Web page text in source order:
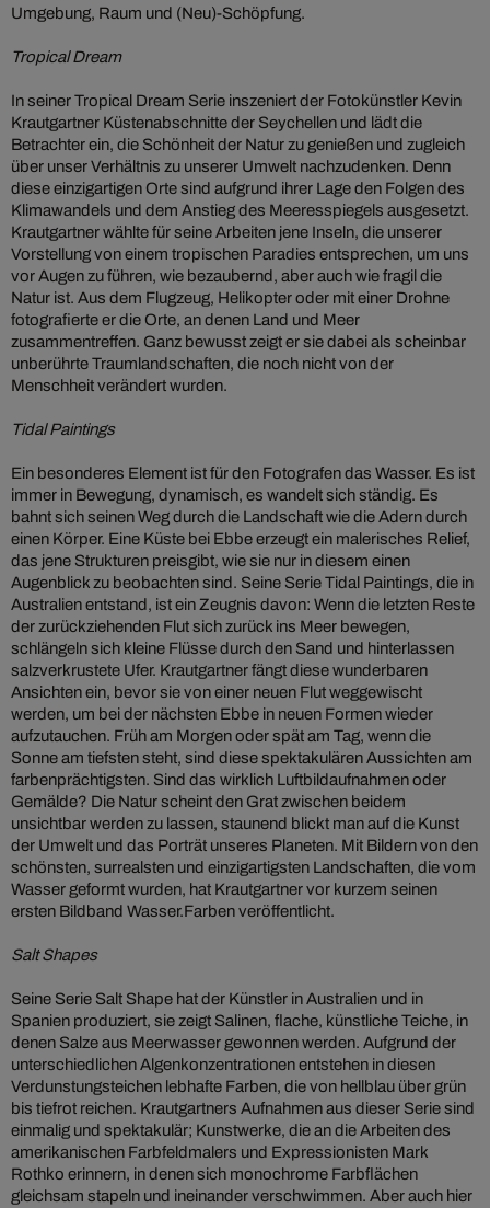
Umgebung, Raum und (Neu)-Schöpfung.
Tropical Dream
In seiner Tropical Dream Serie inszeniert der Fotokünstler Kevin
Krautgartner Küstenabschnitte der Seychellen und lädt die
Betrachter ein, die Schönheit der Natur zu genießen und zugleich
über unser Verhältnis zu unserer Umwelt nachzudenken. Denn
diese einzigartigen Orte sind aufgrund ihrer Lage den Folgen des
Klimawandels und dem Anstieg des Meeresspiegels ausgesetzt.
Krautgartner wählte für seine Arbeiten jene Inseln, die unserer
Vorstellung von einem tropischen Paradies entsprechen, um uns
vor Augen zu führen, wie bezaubernd, aber auch wie fragil die
Natur ist. Aus dem Flugzeug, Helikopter oder mit einer Drohne
fotografierte er die Orte, an denen Land und Meer
zusammentreffen. Ganz bewusst zeigt er sie dabei als scheinbar
unberührte Traumlandschaften, die noch nicht von der
Menschheit verändert wurden.
Tidal Paintings
Ein besonderes Element ist für den Fotografen das Wasser. Es ist
immer in Bewegung, dynamisch, es wandelt sich ständig. Es
bahnt sich seinen Weg durch die Landschaft wie die Adern durch
einen Körper. Eine Küste bei Ebbe erzeugt ein malerisches Relief,
das jene Strukturen preisgibt, wie sie nur in diesem einen
Augenblick zu beobachten sind. Seine Serie Tidal Paintings, die in
Australien entstand, ist ein Zeugnis davon: Wenn die letzten Reste
der zurückziehenden Flut sich zurück ins Meer bewegen,
schlängeln sich kleine Flüsse durch den Sand und hinterlassen
salzverkrustete Ufer. Krautgartner fängt diese wunderbaren
Ansichten ein, bevor sie von einer neuen Flut weggewischt
werden, um bei der nächsten Ebbe in neuen Formen wieder
aufzutauchen. Früh am Morgen oder spät am Tag, wenn die
Sonne am tiefsten steht, sind diese spektakulären Aussichten am
farbenprächtigsten. Sind das wirklich Luftbildaufnahmen oder
Gemälde? Die Natur scheint den Grat zwischen beidem
unsichtbar werden zu lassen, staunend blickt man auf die Kunst
der Umwelt und das Porträt unseres Planeten. Mit Bildern von den
schönsten, surrealsten und einzigartigsten Landschaften, die vom
Wasser geformt wurden, hat Krautgartner vor kurzem seinen
ersten Bildband Wasser.Farben veröffentlicht.
Salt Shapes
Seine Serie Salt Shape hat der Künstler in Australien und in
Spanien produziert, sie zeigt Salinen, flache, künstliche Teiche, in
denen Salze aus Meerwasser gewonnen werden. Aufgrund der
unterschiedlichen Algenkonzentrationen entstehen in diesen
Verdunstungsteichen lebhafte Farben, die von hellblau über grün
bis tiefrot reichen. Krautgartners Aufnahmen aus dieser Serie sind
einmalig und spektakulär; Kunstwerke, die an die Arbeiten des
amerikanischen Farbfeldmalers und Expressionisten Mark
Rothko erinnern, in denen sich monochrome Farbflächen
gleichsam stapeln und ineinander verschwimmen. Aber auch hier